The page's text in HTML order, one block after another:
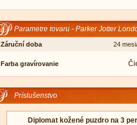
Parametre tovaru - Parker Jotter
Záruční doba 24
Farba gravírovanie
Príslušenstvo
Diplomat kožené puzdro na 3